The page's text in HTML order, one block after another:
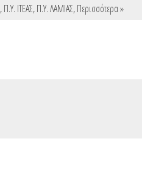
,Π.Υ. ΙΤΕΑΣ,Π.Υ. ΛΑΜΙΑΣ,Περισσότερα »